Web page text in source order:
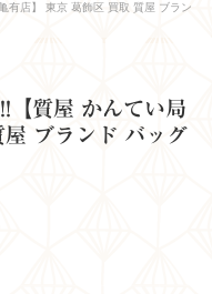
有店】 東京 葛飾区 買取 質屋 ブラン
【質屋 かんてい局
ブランド バッグ